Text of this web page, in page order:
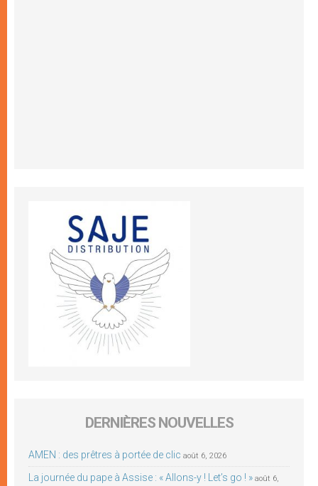
DERNIÈRES NOUVELLES
AMEN : des prêtres à portée de clic août 6, 2026
La journée du pape à Assise : « Allons-y ! Let’s go ! » août 6,